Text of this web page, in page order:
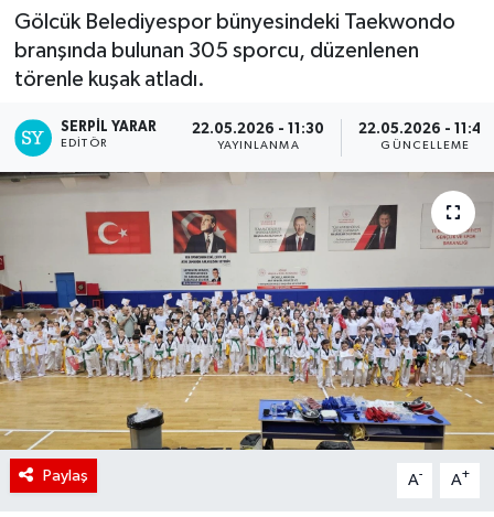
Gölcük Belediyespor bünyesindeki Taekwondo
branşında bulunan 305 sporcu, düzenlenen
törenle kuşak atladı.
SERPİL YARAR
EDITÖR
22.05.2026 - 11:30
YAYINLANMA
22.05.2026 - 11:40
GÜNCELLEME
Paylaş A- A+